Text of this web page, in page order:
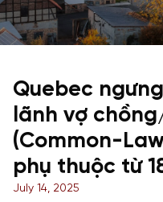
Quebec
lãnh vợ
(Common-
phụ thuộc từ
July 14, 2025